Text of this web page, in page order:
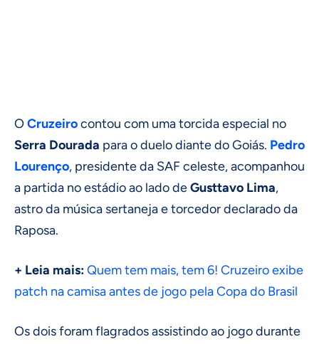
OCruzeirocontou com uma torcida especial no
Serra Dourada para o duelo diante do Goiás. Pedro
Lourenço, presidente da SAF celeste, acompanhou
a partida no estádio ao lado deGusttavo Lima,
astro da música sertaneja e torcedor declarado da
Raposa.
+ Leia mais:Quem tem mais, tem 6! Cruzeiro exibe
patch na camisa antes de jogo pela Copa do Brasil
Os dois foram flagrados assistindo ao jogo durante